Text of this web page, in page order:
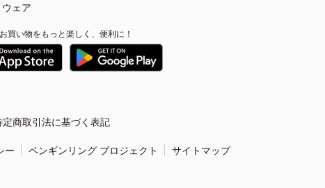
ェア
お買い物をもっと楽しく、便利に！
定商取引法に基づく表記
ー ペンギンリング プロジェクト サイトマップ